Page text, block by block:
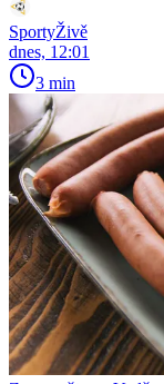
SportyŽivě
dnes, 12:01
3 min